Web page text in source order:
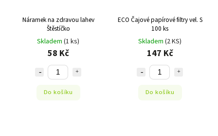
Náramek na zdravou lahev
Štěstíčko
Skladem (1 ks)
58 Kč
Do košíku
ECO Čajové papírové filtry vel. S
100 ks
Skladem (2 KS)
147 Kč
Do košíku